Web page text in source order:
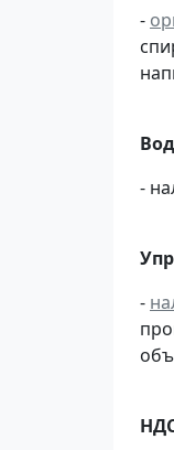
-
-
-